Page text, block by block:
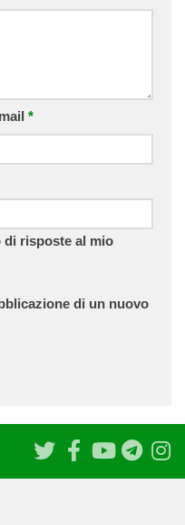
*
di risposte al mio
di un nuovo